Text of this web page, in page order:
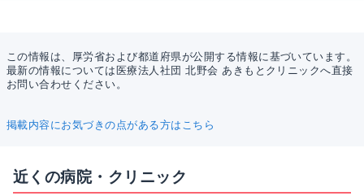
この情報は、厚労省および都道府県が公開する情報に基づいています。
最新の情報については医療法人社団 北野会 あきもとクリニックへ直接
お問い合わせください。
掲載内容にお気づきの点がある方はこちら
近くの病院・クリニック